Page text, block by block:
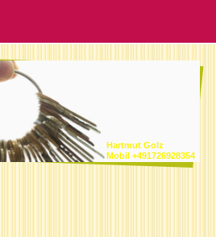
Hartmut Golz
Mobil +491726928354